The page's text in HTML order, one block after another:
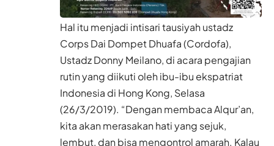
Hal itu menjadi intisari tausiyah ustadz
Corps Dai Dompet Dhuafa (Cordofa),
Ustadz Donny Meilano, di acara pengajian
rutin yang diikuti oleh ibu-ibu ekspatriat
Indonesia di Hong Kong, Selasa
(26/3/2019). “Dengan membaca Alqur’an,
kita akan merasakan hati yang sejuk,
lembut, dan bisa mengontrol amarah. Kalau